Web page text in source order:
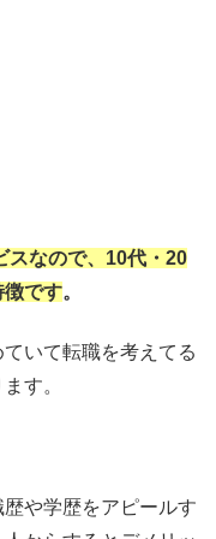
スなので、10代・20
徴です。
いて転職を考えてる
す。
や学歴をアピールす